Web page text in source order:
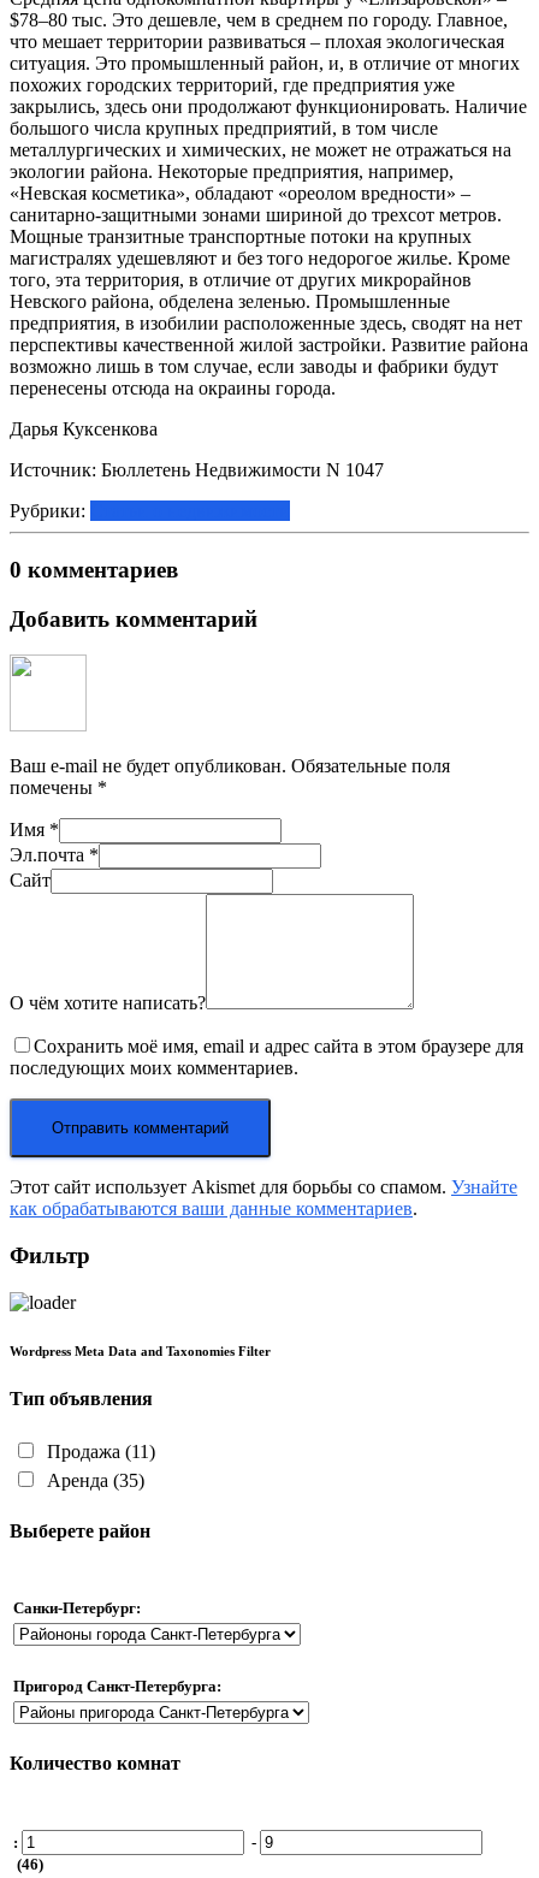
$78–80 тыс. Это дешевле, чем в среднем по городу. Главное,
что мешает территории развиваться – плохая экологическая
ситуация. Это промышленный район, и, в отличие от многих
похожих городских территорий, где предприятия уже
закрылись, здесь они продолжают функционировать. Наличие
большого числа крупных предприятий, в том числе
металлургических и химических, не может не отражаться на
экологии района. Некоторые предприятия, например,
«Невская косметика», обладают «ореолом вредности» –
санитарно-защитными зонами шириной до трехсот метров.
Мощные транзитные транспортные потоки на крупных
магистралях удешевляют и без того недорогое жилье. Кроме
того, эта территория, в отличие от других микрорайнов
Невского района, обделена зеленью. Промышленные
предприятия, в изобилии расположенные здесь, сводят на нет
перспективы качественной жилой застройки. Развитие района
возможно лишь в том случае, если заводы и фабрики будут
перенесены отсюда на окраины города.
Дарья Куксенкова
Источник: Бюллетень Недвижимости N 1047
Рубрики:
0 комментариев
Добавить комментарий
Ваш e-mail не будет опубликован. Обязательные поля
помечены *
Имя *
Эл.почта *
Сайт
О чём хотите написать?
Сохранить моё имя, email и адрес сайта в этом браузере для
последующих моих комментариев.
Этот сайт использует Akismet для борьбы со спамом. Узнайте
как обрабатываются ваши данные комментариев.
Фильтр
Wordpress Meta Data and Taxonomies Filter
Тип объявления
Продажа (11)
Аренда (35)
Выберете район
Санки-Петербург:
Пригород Санкт-Петербурга:
Количество комнат
:
-
(46)